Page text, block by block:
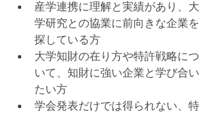
産学連携に理解と実績があり、大
学研究との協業に前向きな企業を
探している方
大学知財の在り方や特許戦略につ
いて、知財に強い企業と学び合い
たい方
学会発表だけでは得られない、特